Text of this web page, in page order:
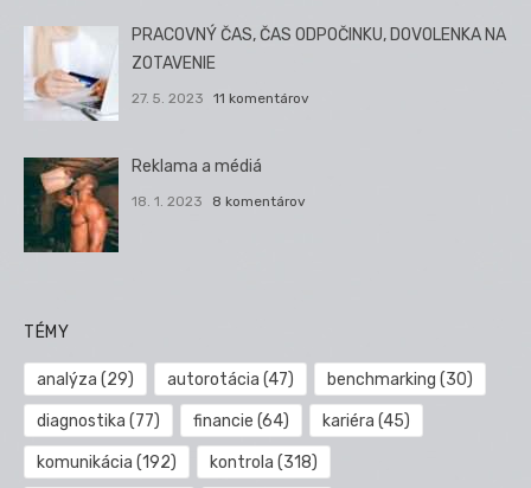
PRACOVNÝ ČAS, ČAS ODPOČINKU, DOVOLENKA NA
ZOTAVENIE
27. 5. 2023 11 komentárov
Reklama a médiá
18. 1. 2023 8 komentárov
TÉMY
analýza (29) autorotácia (47) benchmarking (30)
diagnostika (77) financie (64) kariéra (45)
komunikácia (192) kontrola (318)